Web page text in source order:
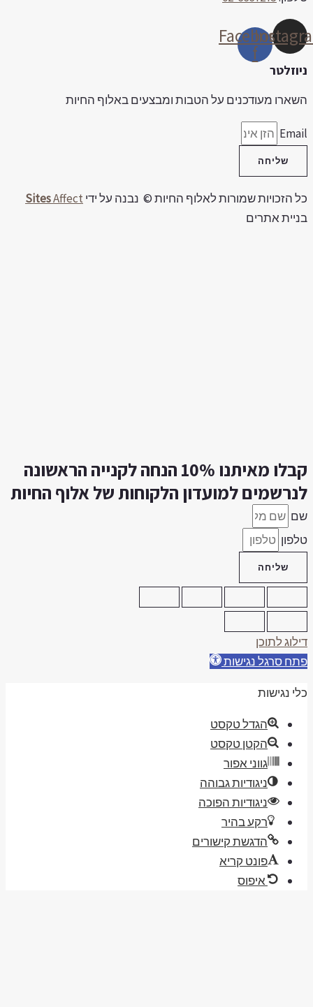
Facebook-
f
מעודכנים על הטבות ומבצעים באלוף החיות
שליחה
הזכויות שמורות לאלוף החיות © נבנה על ידי SitesAffect
אתרים
קבלו מאיתנו 10% הנחה לקנייה הראשונה
למועדון הלקוחות של אלוף החיות
שליחה
לתוכן
סרגל נגישות
נגישות
הגדל טקסט
הקטן טקסט
גווני אפור
ניגודיות גבוהה
ניגודיות הפוכה
רקע בהיר
הדגשת קישורים
פונט קריא
איפוס